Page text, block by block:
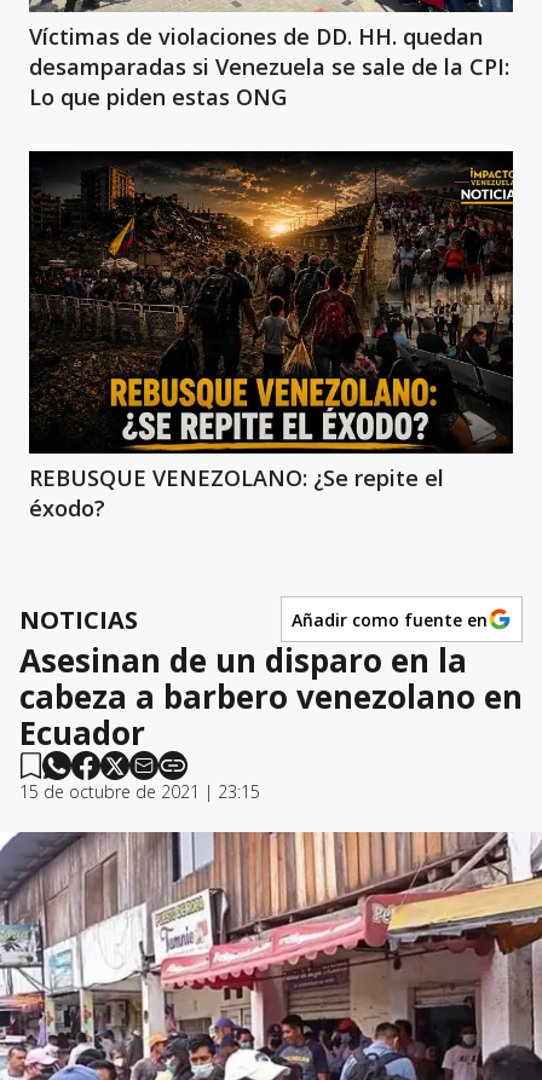
Víctimas de violaciones de DD. HH. quedan
desamparadas si Venezuela se sale de la CPI:
Lo que piden estas ONG
REBUSQUE VENEZOLANO: ¿Se repite el
éxodo?
NOTICIAS Añadir como fuente en
Asesinan de un disparo en la
cabeza a barbero venezolano en
Ecuador
15 de octubre de 2021 | 23:15